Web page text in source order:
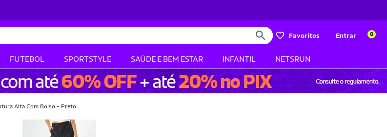
Favoritos Entrar 0
FUTEBOL SPORTSTYLE SAÚDE E BEM ESTAR INFANTIL NETSRUN
Alta Com Bolso - Preto